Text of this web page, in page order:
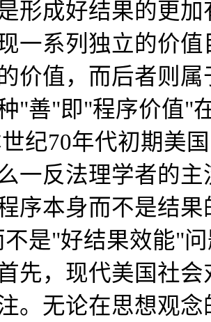
形成好结果的更
一系列独立的价
价值，而后者则
"善"即"程序价值"
70年代初期美国
一反法理学者的
序本身而不是结
是"好结果效能"
先，现代美国社
。无论在思想观